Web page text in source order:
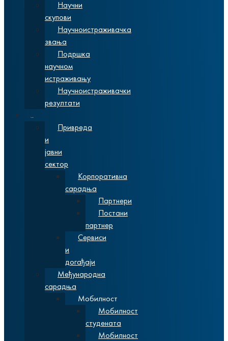
Научни
скупови
Научноистраживачка
звања
Подршка
научном
истраживању
Научноистраживачки
резултати
Привреда
и
јавни
сектор
Корпоративна
сарадња
Партнери
Постани
партнер
Сервиси
и
догађаји
Међународна
сарадња
Мобилност
Мобилност
студената
Мобилност